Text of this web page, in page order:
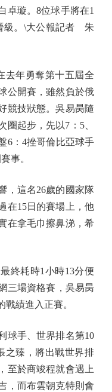
卓璇。8位球手將在1
級。\大公報記者 朱
年勇奪第十五屆全
公開賽，雖然負於俄
競技狀態。吳易昺隨
圈起步，先以7：5、
6：4挫哥倫比亞球手
事。
這名26歲的國家隊
在15日的賽場上，他
在拿毛巾擦鼻涕，希
耗時1小時13分便
三場資格賽，吳易昺
績進入正賽。
手、世界排名第10
之臻，將出戰世界排
至於商竣程就會遇上
，而布雲朝克特則會